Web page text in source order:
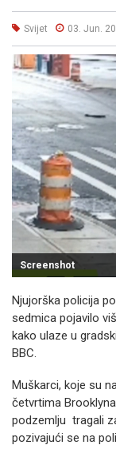
Svijet 03. Jun.
Screenshot
Njujorška policija
sedmica pojavilo
kako ulaze u
BBC.
Muškarci, koje su
četvrtima
podzemlju tragali
pozivajući se na